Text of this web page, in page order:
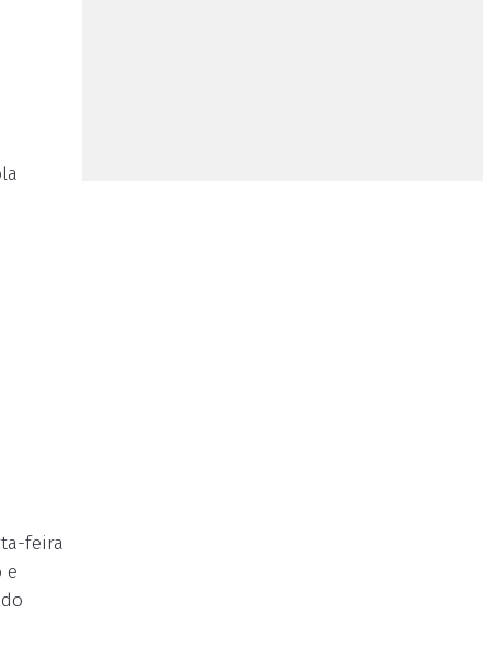
feira
e